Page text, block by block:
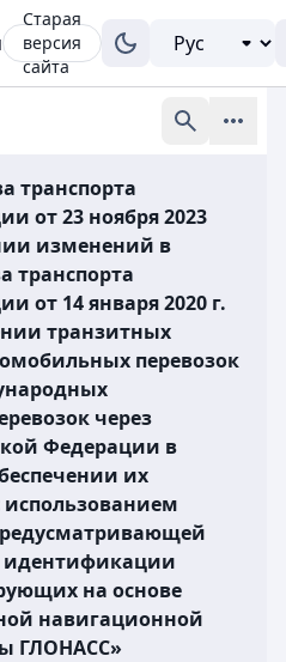
Старая
версия
сайта
транспорта
от 23 ноября 2023
изменений в
транспорта
от 14 января 2020 г.
транзитных
перевозок
через
Федерации в
их
идентификации
на основе
навигационной
ГЛОНАСС»